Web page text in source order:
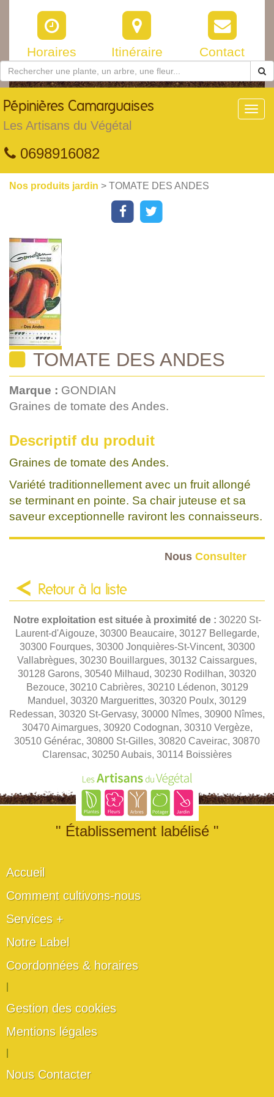
Horaires Itinéraire Contact
Pépinières Camarguaises
Les Artisans du Végétal
0698916082
Nos produits jardin > TOMATE DES ANDES
TOMATE DES ANDES
Marque : GONDIAN
Graines de tomate des Andes.
Descriptif du produit
Graines de tomate des Andes.
Variété traditionnellement avec un fruit allongé
se terminant en pointe. Sa chair juteuse et sa
saveur exceptionnelle raviront les connaisseurs.
Nous Consulter
Retour à la liste
Notre exploitation est située à proximité de : 30220 St-
Laurent-d'Aigouze, 30300 Beaucaire, 30127 Bellegarde,
30300 Fourques, 30300 Jonquières-St-Vincent, 30300
Vallabrègues, 30230 Bouillargues, 30132 Caissargues,
30128 Garons, 30540 Milhaud, 30230 Rodilhan, 30320
Bezouce, 30210 Cabrières, 30210 Lédenon, 30129
Manduel, 30320 Marguerittes, 30320 Poulx, 30129
Redessan, 30320 St-Gervasy, 30000 Nîmes, 30900 Nîmes,
30470 Aimargues, 30920 Codognan, 30310 Vergèze,
30510 Générac, 30800 St-Gilles, 30820 Caveirac, 30870
Clarensac, 30250 Aubais, 30114 Boissières
" Établissement labélisé "
Accueil
Comment cultivons-nous
Services +
Notre Label
Coordonnées & horaires
Gestion des cookies
Mentions légales
Nous Contacter